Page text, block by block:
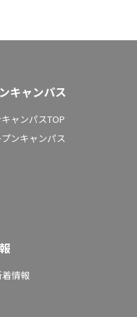
キャンパス
ャンパスTOP
ンキャンパス
情報